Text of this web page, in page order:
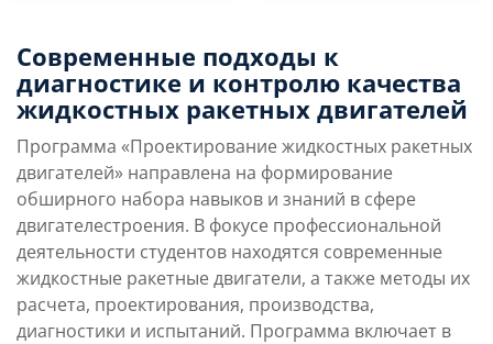
Условия поступления
направления
Учебная программа
Современные подходы к
диагностике и контролю качества
жидкостных ракетных двигателей
Программа «Проектирование жидкостных ракетных
двигателей» направлена на формирование
обширного набора навыков и знаний в сфере
двигателестроения. В фокусе профессиональной
деятельности студентов находятся современные
жидкостные ракетные двигатели, а также методы их
расчета, проектирования, производства,
диагностики и испытаний. Программа включает в